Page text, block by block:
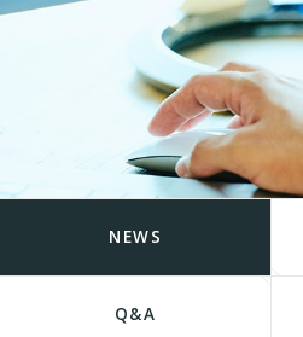
NEWS
Q&A